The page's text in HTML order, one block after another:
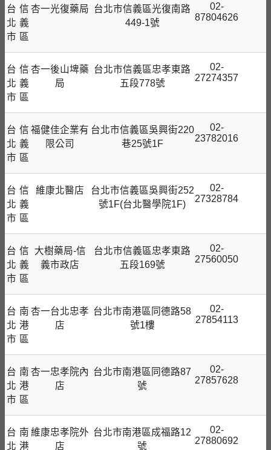
台
北
市
信
義
區
杏一光復藥局 台北市信義區光復南路
449-1號
02-
87804626
台
北
市
信
義
區
杏一後山埤藥
局
台北市信義區忠孝東路
五段778號
02-
27274357
台
北
市
信
義
區
福健佳企業有
限公司
台北市信義區吳興街220
巷25號1F
02-
23782016
台
北
市
信
義
區
維康北醫店
台北市信義區吳興街252
號1F(台北醫學院1F)
02-
27328784
台
北
市
信
義
區
大樹藥局-信
義市政店
台北市信義區忠孝東路
五段169號
02-
27560050
台
北
市
南
港
區
杏一台北忠孝
店
台北市南港區同德路58
號1樓
02-
27854113
台
北
市
南
港
區
杏一忠孝院內
店
台北市南港區同德路87
號
02-
27857628
台
北
南
港
維康忠孝院外
店
台北市南港區成福路12
號
02-
27880692